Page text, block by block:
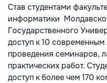
Став студентами
информатики
Государственного
доступ к 10
проведения семинаров,
практических работ.
доступ к более чем 170